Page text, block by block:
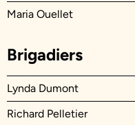
Maria Ouellet
Brigadiers
Lynda Dumont
Richard Pelletier